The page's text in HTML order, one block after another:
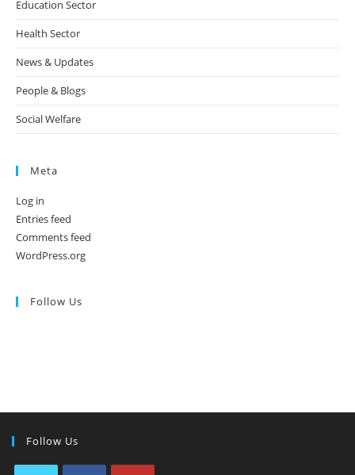
Education Sector
Health Sector
News & Updates
People & Blogs
Social Welfare
Meta
Log in
Entries feed
Comments feed
WordPress.org
Follow Us
Follow Us